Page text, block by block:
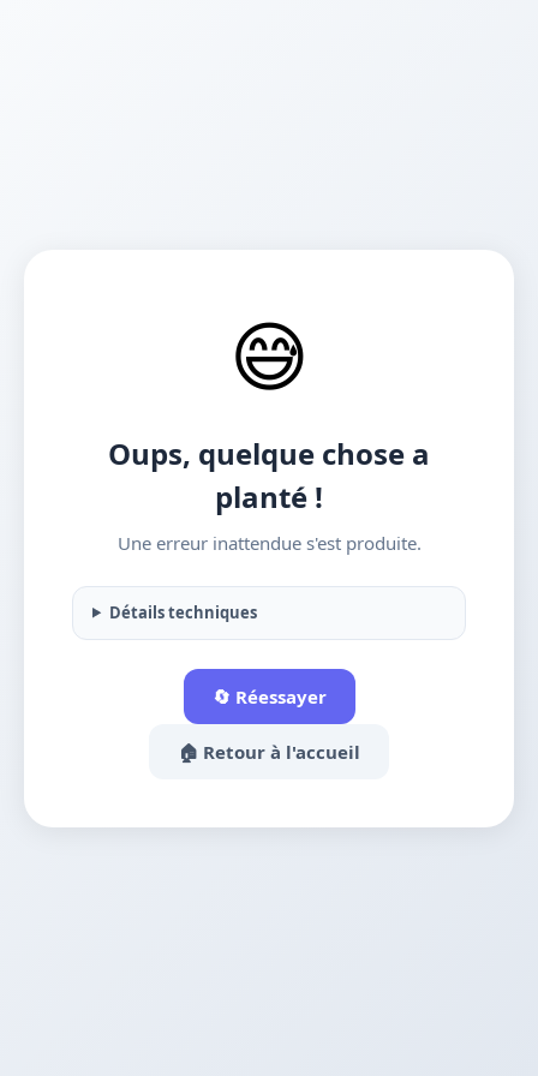
😅
Oups, quelque chose a
planté !
Une erreur inattendue s'est produite.
Détails techniques
🔄 Réessayer
🏠 Retour à l'accueil